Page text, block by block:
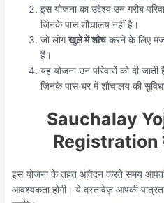
इस योजना का उद्देश्य उन गरीब
जिनके पास शौचालय नहीं है।
जो लोगखुले में शौचकरने के लिए
हैं।
यह योजना उन परिवारों को दी
जिनके पास घर में शौचालय की
Sauchalay
Registration
इस योजना के तहत आवेदन करते समय आपको
आवश्यकता होगी। ये दस्तावेज़ आपकी